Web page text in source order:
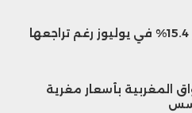
واردات الغاز المغربية تقفز 15.4% في يوليوز رغم تراجعها
المغربية بأسعار مغرية